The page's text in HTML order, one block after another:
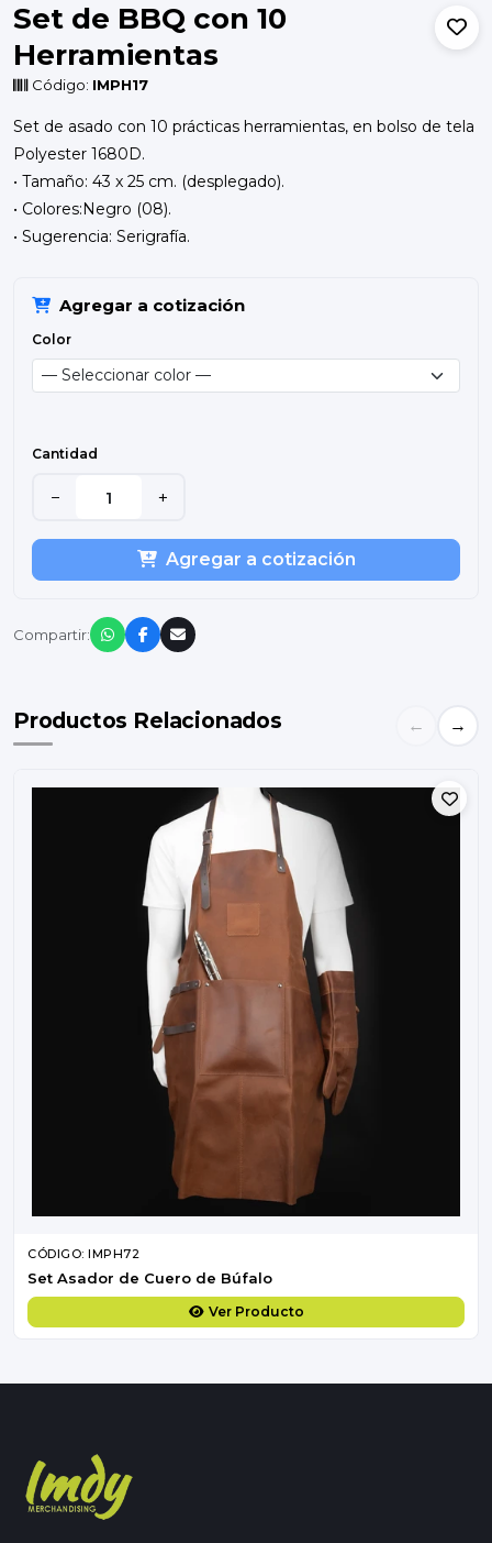
Set de BBQ con 10
Herramientas
Código: IMPH17
Set de asado con 10 prácticas herramientas, en bolso de tela
Polyester 1680D.
• Tamaño: 43 x 25 cm. (desplegado).
• Colores:Negro (08).
• Sugerencia: Serigrafía.
Agregar a cotización
Color
Cantidad
− +
Agregar a cotización
Compartir:
Productos Relacionados ← →
CÓDIGO: IMPH72
Set Asador de Cuero de Búfalo
Ver Producto